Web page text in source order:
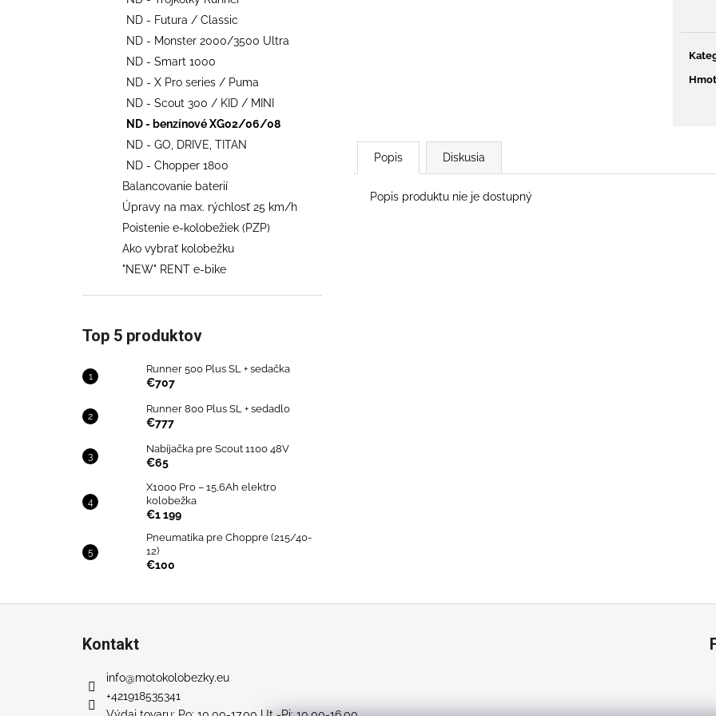
ND - Futura / Classic
ND - Monster 2000/3500 Ultra
ND - Smart 1000
ND - X Pro series / Puma
ND - Scout 300 / KID / MINI
ND - benzínové XG02/06/08
ND - GO, DRIVE, TITAN
ND - Chopper 1800
Balancovanie baterií
Úpravy na max. rýchlosť 25 km/h
Poistenie e-kolobežiek (PZP)
Ako vybrať kolobežku
"NEW" RENT e-bike
Top 5 produktov
Runner 500 Plus SL + sedačka
€707
Runner 800 Plus SL + sedadlo
€777
Nabíjačka pre Scout 1100 48V
€65
X1000 Pro – 15,6Ah elektro
kolobežka
€1 199
Pneumatika pre Choppre (215/40-
12)
€100
Popis Diskusia
Popis produktu nie je dostupný
€707
Pôvodne: €858
Kontakt
info@motokolobezky.eu
+421918535341